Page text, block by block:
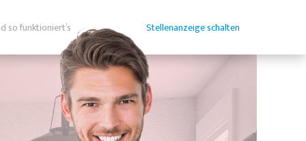
so funktioniert’s Stellenanzeige schalten